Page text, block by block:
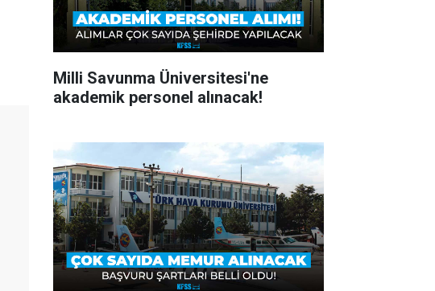
Milli Savunma Üniversitesi'ne
akademik personel alınacak!